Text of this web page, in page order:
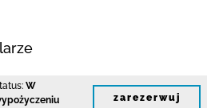
W
zarezerwuj